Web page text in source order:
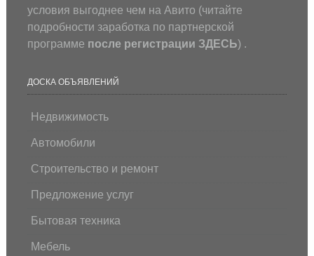
условия выгоднее чем на Авито (читайте
подробности заработка по партнерской
программе после регистрации ЗДЕСЬ) .
ДОСКА ОБЪЯВЛЕНИЙ
Недвижимость
Автомобили
Строительство и ремонт
Предложение услуг
Бытовая техника
Мебель